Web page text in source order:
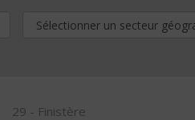
29 - Finistère